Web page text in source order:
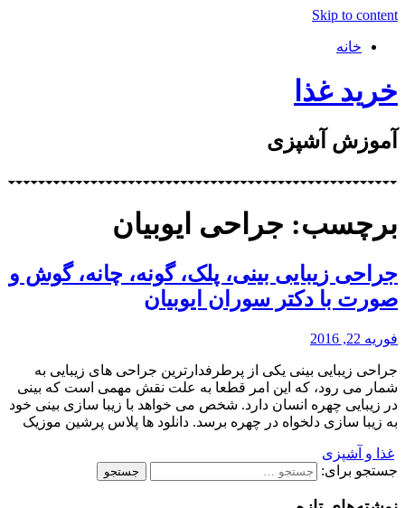
Skip to content
خانه
خرید غذا
آموزش آشپزی
برچسب: جراحی ایوبیان
جراحی زیبایی بینی، پلک، گونه، چانه، گوش و
صورت با دکتر سوران ایوبیان
فوریه 22, 2016
جراحی زیبایی بینی یکی از پرطرفدارترین جراحی های زیبایی به
شمار می رود، که این امر قطعا به علت نقش مهمی است که بینی
در زیبایی چهره انسان دارد. شخص می خواهد با زیبا سازی بینی خود
به زیبا سازی دلخواه در چهره برسد. دانلود ها پلاس پرشین موزیک
غذا و آشپزی
جستجو برای: